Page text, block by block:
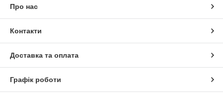
Про нас
Контакти
Доставка та оплата
Графік роботи